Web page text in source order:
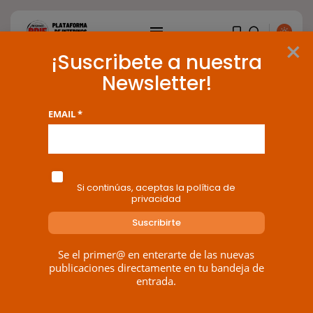
ENTRADAS RECIENTES
OPINIÓN
Interinos: Europa mueve pieza,
los jueces...
Interinos: el error del Supremo
Ramón J. – Perfil – Foros
Ramón J. @ramontfe
Admin
×
¡Suscribete a nuestra
Newsletter!
EMAIL *
Si continúas, aceptas la política de
privacidad
Se el primer@ en enterarte de las nuevas
publicaciones directamente en tu bandeja de
entrada.